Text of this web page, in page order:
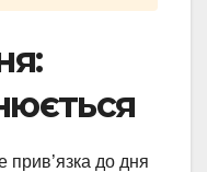
прив’язка до дня